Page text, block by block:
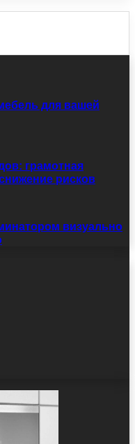
для вашей
грамотная
рисков
визуально